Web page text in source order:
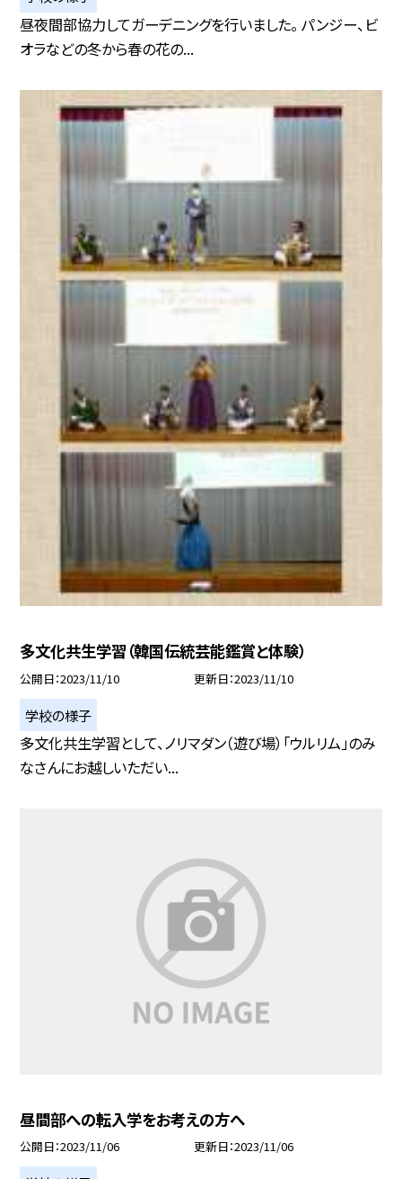
昼夜間部協力してガーデニングを行いました。 パンジー、ビ
オラなどの冬から春の花の...
多文化共生学習（韓国伝統芸能鑑賞と体験）
公開日 2023/11/10 更新日 2023/11/10
学校の様子
多文化共生学習として、ノリマダン（遊び場）「ウルリム」のみ
なさんにお越しいただい...
昼間部への転入学をお考えの方へ
公開日 2023/11/06 更新日 2023/11/06